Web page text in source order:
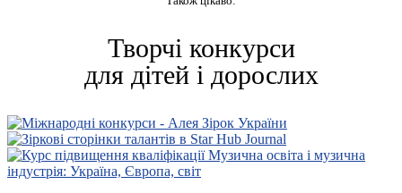
Творчі конкурси
для дітей і дорослих